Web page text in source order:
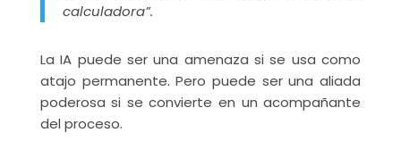
calculadora”.
La IA puede ser una amenaza si se usa como
atajo permanente. Pero puede ser una aliada
poderosa si se convierte en un acompañante
del proceso.